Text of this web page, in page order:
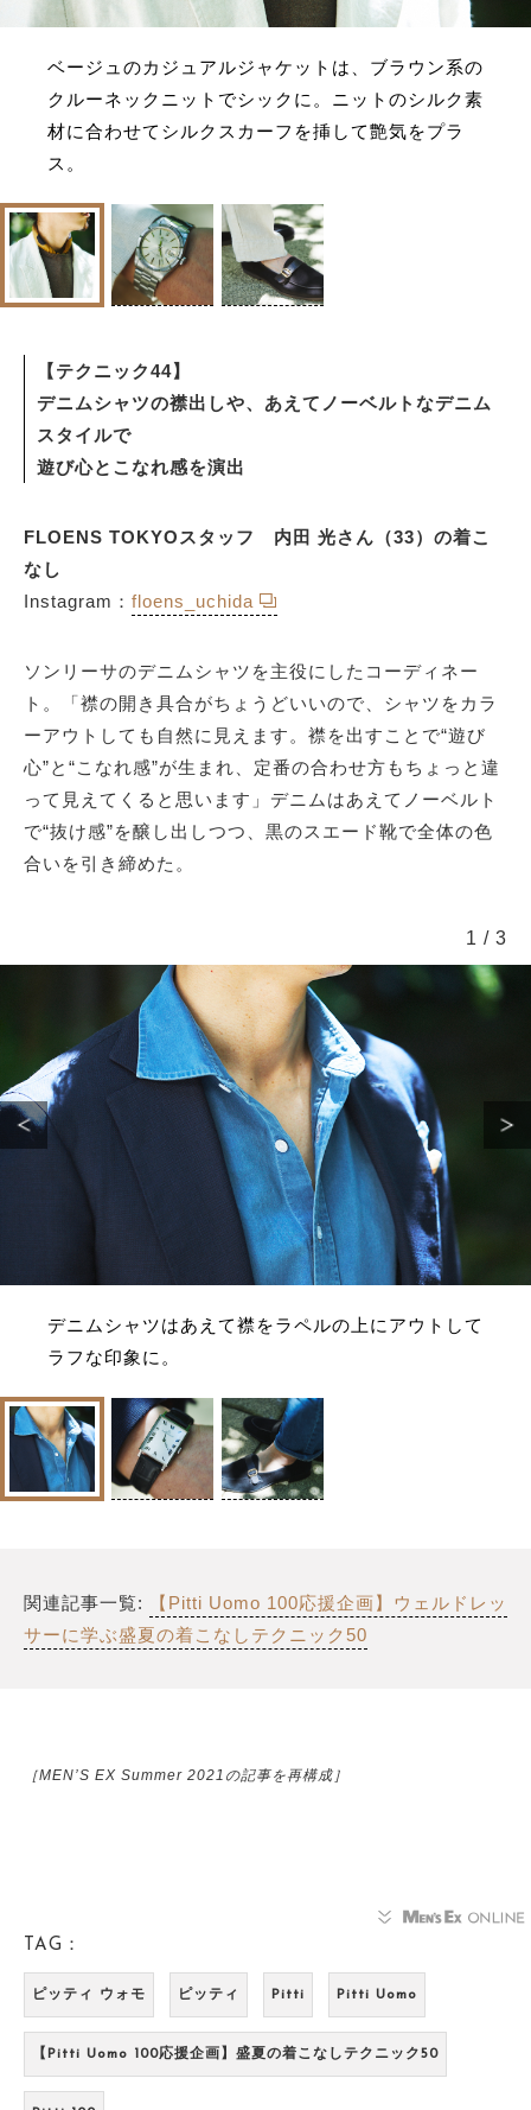
ベージュのカジュアルジャケットは、ブラウン系の
クルーネックニットでシックに。ニットのシルク素
材に合わせてシルクスカーフを挿して艶気をプラ
ス。
【テクニック44】
デニムシャツの襟出しや、あえてノーベルトなデニム
スタイルで
遊び心とこなれ感を演出
FLOENS TOKYOスタッフ 内田 光さん（33）の着こ
なし
Instagram： floens_uchida
ソンリーサのデニムシャツを主役にしたコーディネー
ト。「襟の開き具合がちょうどいいので、シャツをカラ
ーアウトしても自然に見えます。襟を出すことで“遊び
心”と“こなれ感”が生まれ、定番の合わせ方もちょっと違
って見えてくると思います」デニムはあえてノーベルト
で“抜け感”を醸し出しつつ、黒のスエード靴で全体の色
合いを引き締めた。
デニムシャツはあえて襟をラペルの上にアウトして
ラフな印象に。
1 / 3
関連記事一覧:
【Pitti Uomo 100応援企画】ウェルドレッ
サーに学ぶ盛夏の着こなしテクニック50
［MEN’S EX Summer 2021の記事を再構成］
TAG：
ピッティ ウォモ ピッティ Pitti Pitti Uomo
【Pitti Uomo 100応援企画】盛夏の着こなしテクニック50